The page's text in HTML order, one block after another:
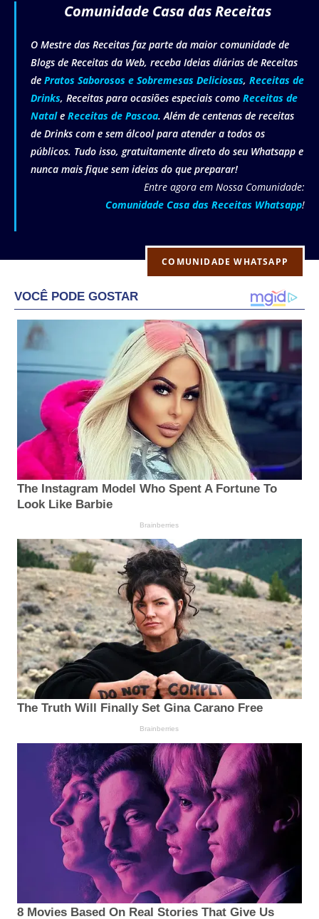
Comunidade Casa das Receitas
O Mestre das Receitas faz parte da maior comunidade de
Blogs de Receitas da Web, receba Ideias diárias de Receitas
de Pratos Saborosos e Sobremesas Deliciosas, Receitas de
Drinks, Receitas para ocasiões especiais como Receitas de
Natale Receitas de Pascoa. Além de centenas de receitas
de Drinks com e sem álcool para atender a todos os
públicos. Tudo isso, gratuitamente direto do seu Whatsapp e
nunca mais fique sem ideias do que preparar!
Entre agora em Nossa Comunidade:
Comunidade Casa das Receitas Whatsapp!
COMUNIDADE WHATSAPP